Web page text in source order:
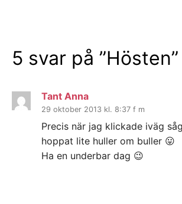
5 svar på ”Hösten”
Tant Anna
29 oktober 2013 kl. 8:37 f m
Precis när jag klickade iväg
hoppat lite huller om buller 😛
Ha en underbar dag 😉